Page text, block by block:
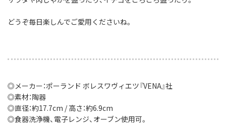
どうぞ毎日楽しんでご愛用くださいね。
◎メーカー：ポーランド ボレスワヴィエツ『VENA』社
◎素材：陶器
◎直径：約17.7cm / 高さ：約6.9cm
◎食器洗浄機、電子レンジ、オーブン使用可。